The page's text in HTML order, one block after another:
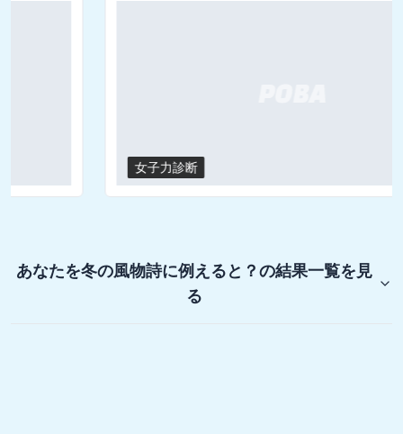
あなたを冬の風物詩に例えると？の結果一覧を見
る